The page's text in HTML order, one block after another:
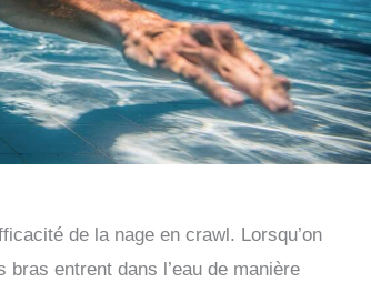
de la nage en crawl. Lorsqu’on
entrent dans l’eau de manière